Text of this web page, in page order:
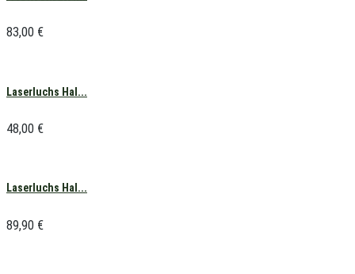
83,00 €
Laserluchs Hal...
48,00 €
Laserluchs Hal...
89,90 €